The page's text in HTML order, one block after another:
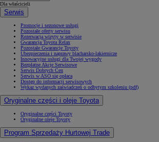
Dla właścicieli
Serwis
Promocje i sezonowe usługi
Pozostałe oferty serwisu
Rezerwacja wizyty w serwisie
Gwarancja Toyota Relax
Pozostałe Gwarancje Toyoty
Ubezpieczenia i naprawy blacharsko-lakiernicze
Innowacyjne usługi dla Twojej wygody
Bezpłatne Akcje Serwisowe
Serwis Dobrych Cen
Serwis w ASO się opłaca
Dostęp do informacji serwisowych
Wykaz wydanych zaświadczeń o odbytym szkoleniu (pdf)
Oryginalne części i oleje Toyota
Oryginalne części Toyoty
Oryginalne oleje Toyoty
Program Sprzedaży Hurtowej Trade